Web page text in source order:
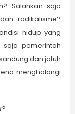
Salahkan saja
radikalisme?
hidup yang
pemerintah
dan jatuh
menghalangi
?